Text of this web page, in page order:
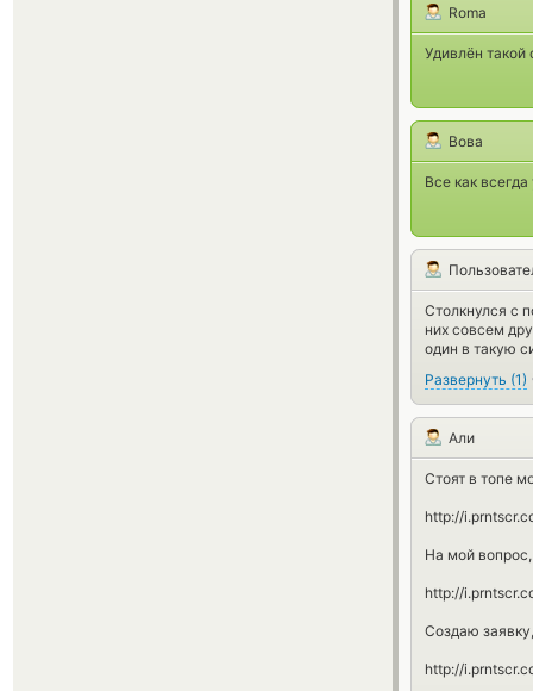
Roma
Удивлён
Вова
Все как
Столкнулся с
них совсем
один в такую
Развернуть (1)
Али
Стоят в топе
http://
На мой вопрос,
http://
Создаю
http://